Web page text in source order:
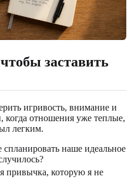
заставить
игривость, внимание и
отношения уже теплые,
легким.
наше идеальное
привычка, которую я не